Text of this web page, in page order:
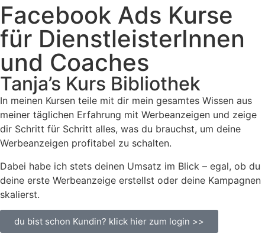
Facebook Ads Kurse
für DienstleisterInnen
und Coaches
Tanja’s Kurs Bibliothek
In meinen Kursen teile mit dir mein gesamtes Wissen aus
meiner täglichen Erfahrung mit Werbeanzeigen und zeige
dir Schritt für Schritt alles, was du brauchst, um deine
Werbeanzeigen profitabel zu schalten.
Dabei habe ich stets deinen Umsatz im Blick – egal, ob du
deine erste Werbeanzeige erstellst oder deine Kampagnen
skalierst.
du bist schon Kundin? klick hier zum login >>